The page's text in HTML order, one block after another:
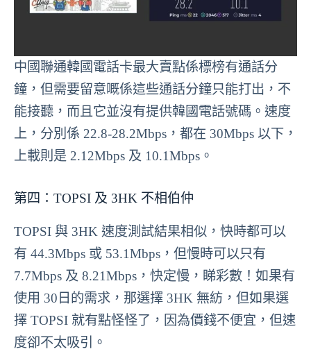
中國聯通韓國電話卡最大賣點係標榜有通話分
鐘，但需要留意嘅係這些通話分鐘只能打出，不
能接聽，而且它並沒有提供韓國電話號碼。速度
上，分別係 22.8-28.2Mbps，都在 30Mbps 以下，
上載則是 2.12Mbps 及 10.1Mbps。
第四：TOPSI 及 3HK 不相伯仲
TOPSI 與 3HK 速度測試結果相似，快時都可以
有 44.3Mbps 或 53.1Mbps，但慢時可以只有
7.7Mbps 及 8.21Mbps，快定慢，睇彩數！如果有
使用 30日的需求，那選擇 3HK 無紡，但如果選
擇 TOPSI 就有點怪怪了，因為價錢不便宜，但速
度卻不太吸引。